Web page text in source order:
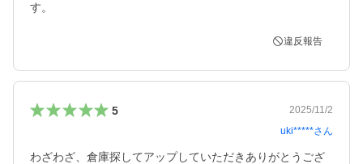
す。
違反報告
5
2025/11/2
uki*****さん
わざわざ、倉庫探してアップしていただきありがとうござ